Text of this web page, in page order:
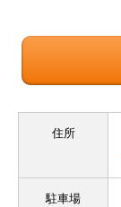
住所
駐車場